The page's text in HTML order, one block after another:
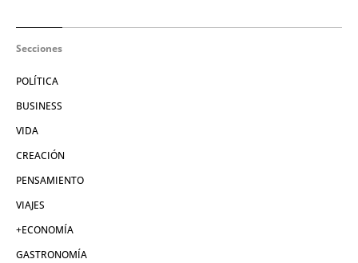
Secciones
POLÍTICA
BUSINESS
VIDA
CREACIÓN
PENSAMIENTO
VIAJES
+ECONOMÍA
GASTRONOMÍA